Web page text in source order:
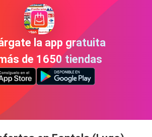
la app gratuita
de 1650 tiendas